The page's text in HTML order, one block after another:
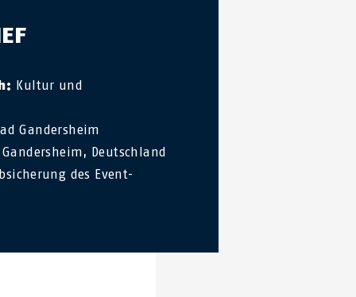
Kultur und
Gandersheim
Deutschland
des Event-